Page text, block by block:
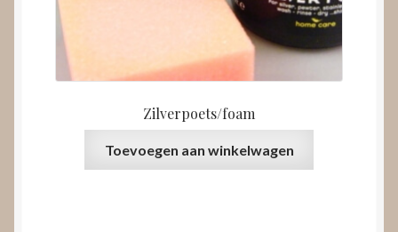
Zilverpoets/foam
Toevoegen aan winkelwagen